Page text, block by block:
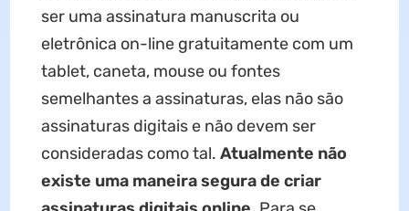
ser uma assinatura manuscrita ou
eletrônica on-line gratuitamente com um
tablet, caneta, mouse ou fontes
semelhantes a assinaturas, elas não são
assinaturas digitais e não devem ser
consideradas como tal. Atualmente não
existe uma maneira segura de criar